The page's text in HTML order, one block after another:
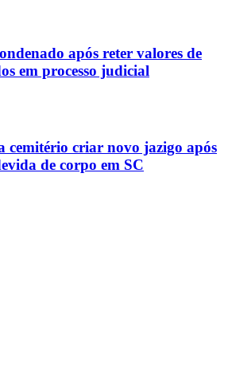
após reter valores de
em processo judicial
cemitério criar novo jazigo após
de corpo em SC